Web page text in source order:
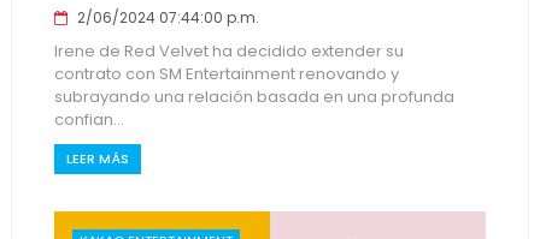
2/06/2024 07:44:00 p.m.
Irene de Red Velvet ha decidido extender su
contrato con SM Entertainment renovando y
subrayando una relación basada en una profunda
confian...
LEER MÁS